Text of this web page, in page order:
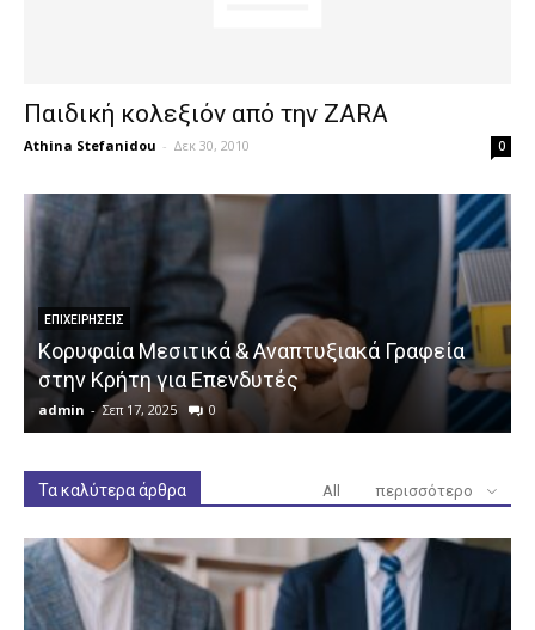
Παιδική κολεξιόν από την ZARA
Athina Stefanidou - Δεκ 30, 2010 0
ΕΠΙΧΕΙΡΉΣΕΙΣ
Κορυφαία Μεσιτικά & Αναπτυξιακά Γραφεία
στην Κρήτη για Επενδυτές
admin - Σεπ 17, 2025 0
Τα καλύτερα άρθρα All περισσότερο